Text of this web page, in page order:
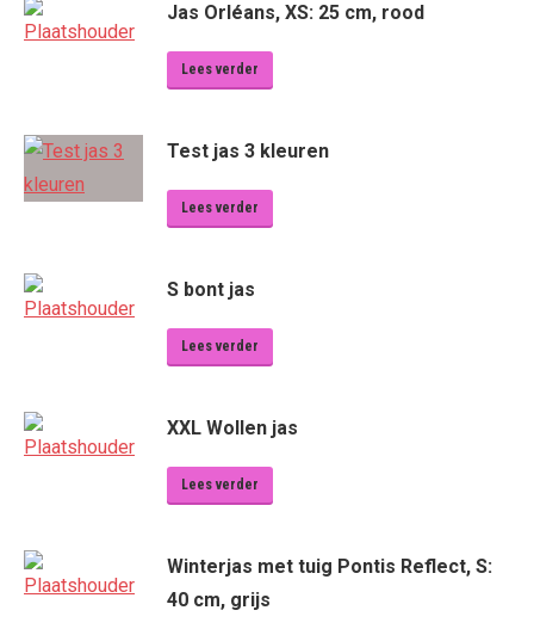
Jas Orléans, XS: 25 cm, rood
Lees verder
Test jas 3 kleuren
Lees verder
S bont jas
Lees verder
XXL Wollen jas
Lees verder
Winterjas met tuig Pontis Reflect, S:
40 cm, grijs